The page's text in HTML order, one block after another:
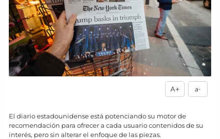
A+ a-
El diario estadounidense está potenciando su motor de
recomendación para ofrecer a cada usuario contenidos de su
interés, pero sin alterar el enfoque de las piezas.